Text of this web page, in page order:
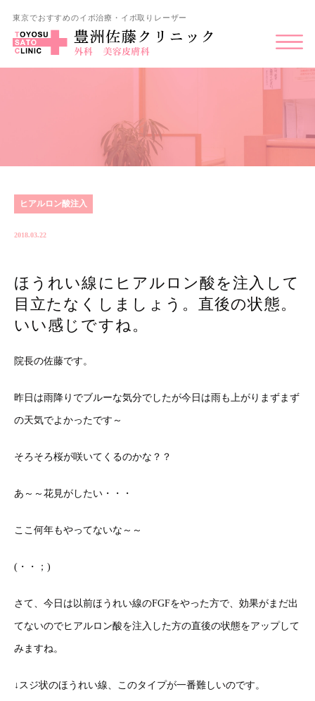
東京でおすすめのイボ治療・イボ取りレーザー
ヒアルロン酸注入
2018.03.22
ほうれい線にヒアルロン酸を注入して
目立たなくしましょう。直後の状態。
いい感じですね。
院長の佐藤です。
昨日は雨降りでブルーな気分でしたが今日は雨も上がりまずまず
の天気でよかったです～
そろそろ桜が咲いてくるのかな？？
あ～～花見がしたい・・・
ここ何年もやってないな～～
(・・；)
さて、今日は以前ほうれい線のFGFをやった方で、効果がまだ出
てないのでヒアルロン酸を注入した方の直後の状態をアップして
みますね。
↓スジ状のほうれい線、このタイプが一番難しいのです。